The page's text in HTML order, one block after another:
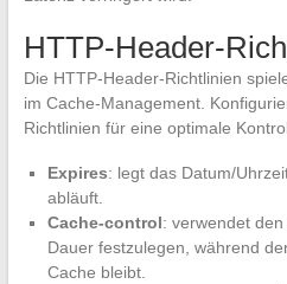
HTTP-Header-
Die HTTP-Header-Richtlinien
im Cache-Management.
Richtlinien für eine optimale
Expires: legt das Datum/
abläuft.
Cache-control: verwendet
Dauer festzulegen, während
Cache bleibt.